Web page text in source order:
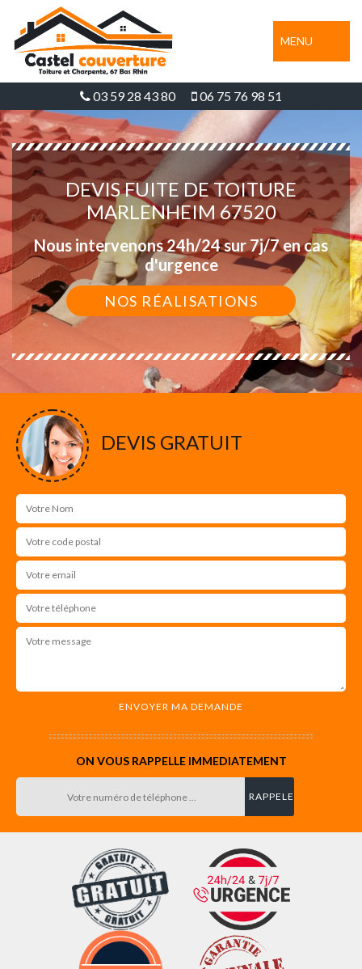
MENU
03 59 28 43 80 06 75 76 98 51
DEVIS FUITE DE TOITURE
MARLENHEIM 67520
Nous intervenons 24h/24 sur 7j/7 en cas
d'urgence
NOS RÉALISATIONS
DEVIS GRATUIT
ON VOUS RAPPELLE IMMEDIATEMENT